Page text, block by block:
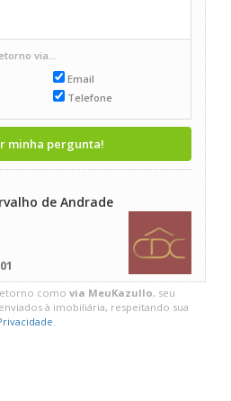
via...
Email
Telefone
minha pergunta!
de Andrade
comovia MeuKazullo, seu
à imobiliária, respeitando sua
.